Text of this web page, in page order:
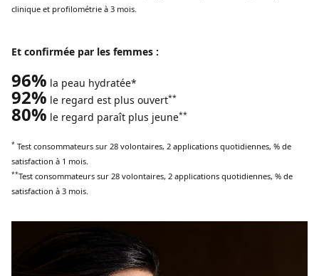
clinique et profilométrie à 3 mois.
Et confirmée par les femmes :
96% la peau hydratée*
92% le regard est plus ouvert**
80% le regard paraît plus jeune**
* Test consommateurs sur 28 volontaires, 2 applications quotidiennes, % de
satisfaction à 1 mois.
**Test consommateurs sur 28 volontaires, 2 applications quotidiennes, % de
satisfaction à 3 mois.